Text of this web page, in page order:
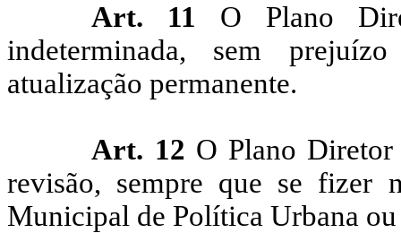
Art. 11 O Plano
indeterminada, sem
atualização permanente.
Art. 12 O Plano Diretor
revisão, sempre que se fizer
Municipal de Política Urbana